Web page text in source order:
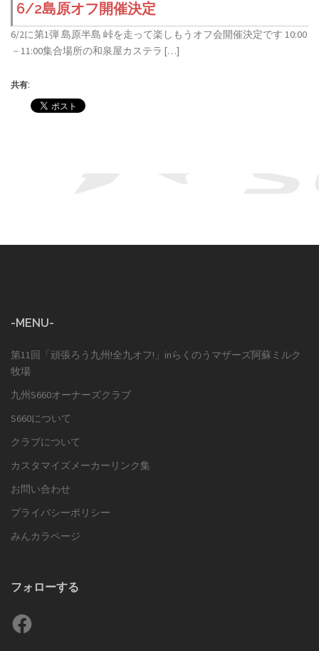
6/2島原オフ開催決定
6/2に第1弾 島原半島 峠を走って楽しもうオフ会開催決定です 10:00
－11:00集合場所の和泉屋カステラ […]
共有:
-MENU-
第11回「頑張ろう九州!全九オフ!」inらくのうマザーズ阿蘇ミルク
牧場
九州S660オーナーズクラブ
S660について
クラブについて
カスタマイズメーカーリンク集
お問い合わせ
プライバシーポリシー
みんカラページ
フォローする
Facebook